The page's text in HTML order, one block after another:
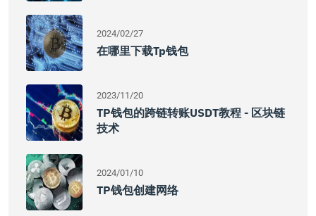
2024/02/27
在哪里下载tp钱包
2023/11/20
TP钱包的跨链转账USDT教程 - 区块链
技术
2024/01/10
TP钱包创建网络